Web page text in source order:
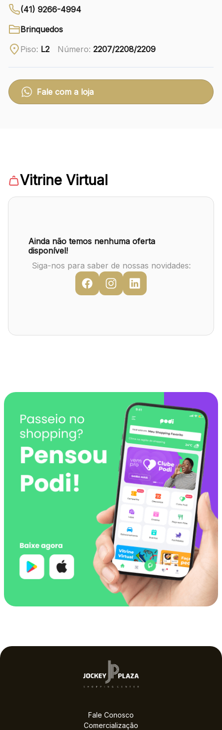
CONTATO
(41) 3216-1600
Comodidades Eventos
(41) 9266-4994
Brinquedos
Piso: L2 Número: 2207/2208/2209
Fale com a loja
Vitrine Virtual
Ainda não temos nenhuma oferta
disponível!
Siga-nos para saber de nossas novidades:
Fale Conosco
Comercialização